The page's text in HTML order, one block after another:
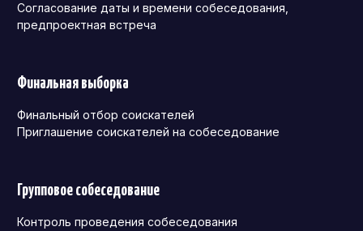
Согласование даты и времени собеседования,
предпроектная встреча
Финальная выборка
Финальный отбор соискателей
Приглашение соискателей на собеседование
Групповое собеседование
Контроль проведения собеседования